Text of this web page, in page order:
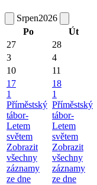
Srpen2026
Po
Út
27
28
3
4
10
11
17
1
Příměstský
tábor-
Letem
světem
Zobrazit
všechny
záznamy
ze dne
18
1
Příměstský
tábor-
Letem
světem
Zobrazit
všechny
záznamy
ze dne